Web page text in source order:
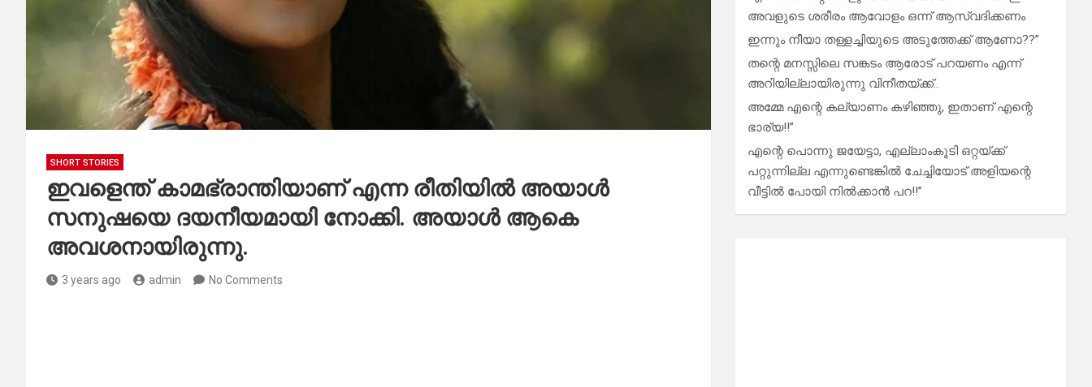
SHORT STORIES
ഇവളെന്ത് കാമഭ്രാന്തിയാണ് എന്ന രീതിയിൽ അയാൾ
സനുഷയെ ദയനീയമായി നോക്കി. അയാൾ ആകെ
അവശനായിരുന്നു.
3 years ago admin No Comments
അവളുടെ ശരീരം ആവോളം ഒന്ന് ആസ്വദിക്കണം
ഇന്നും നീയാ തള്ളച്ചിയുടെ അടുത്തേക്ക് ആണോ??”
തന്റെ മനസ്സിലെ സങ്കടം ആരോട് പറയണം എന്ന്
അറിയില്ലായിരുന്നു വിനീതയ്ക്ക്..
അമ്മേ എന്റെ കല്യാണം കഴിഞ്ഞു, ഇതാണ് എന്റെ
ഭാര്യ!!”
എന്റെ പൊന്നു ജയേട്ടാ, എല്ലാംകൂടി ഒറ്റയ്ക്ക്
പറ്റുന്നില്ല എന്നുണ്ടെങ്കിൽ ചേച്ചിയോട് അളിയന്റെ
വീട്ടിൽ പോയി നിൽക്കാൻ പറ!!”